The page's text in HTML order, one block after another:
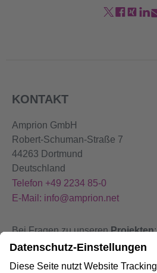
KONTAKT
Amprion GmbH
Robert-Schuman-Straße 7
44263 Dortmund
Deutschland
Telefon +49 2234 85-0
E-Mail: info@amprion.net
Bei Fragen zu unserenProjekten:
+49 800 584 9000